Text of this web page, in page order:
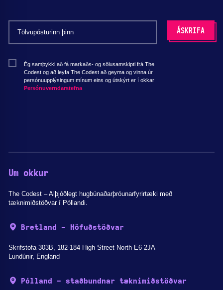
Ég samþykki að fá markaðs- og sölusamskipti frá The
Codest og að leyfa The Codest að geyma og vinna úr
persónuupplýsingum mínum eins og útskýrt er í okkar
Persónuverndarstefna
Um okkur
The Codest – Alþjóðlegt hugbúnaðarþróunarfyrirtæki með
tæknimiðstöðvar í Póllandi.
Bretland - Höfuðstöðvar
Skrifstofa 303B, 182-184 High Street North E6 2JA
Lundúnir, England
Pólland - staðbundnar tæknimiðstöðvar